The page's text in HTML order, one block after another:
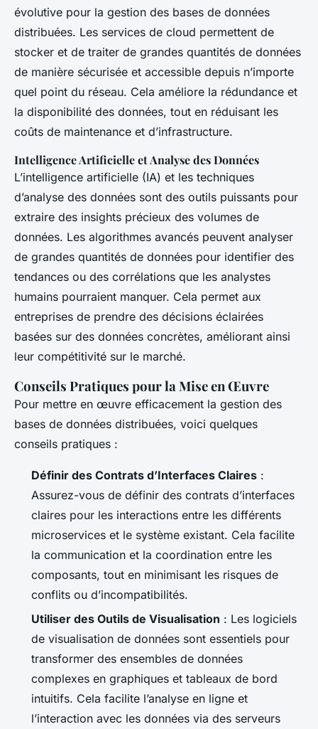
évolutive pour la gestion des bases de données
distribuées. Les services de cloud permettent de
stocker et de traiter de grandes quantités de données
de manière sécurisée et accessible depuis n’importe
quel point du réseau. Cela améliore la rédundance et
la disponibilité des données, tout en réduisant les
coûts de maintenance et d’infrastructure.
Intelligence Artificielle et Analyse des Données
L’intelligence artificielle (IA) et les techniques
d’analyse des données sont des outils puissants pour
extraire des insights précieux des volumes de
données. Les algorithmes avancés peuvent analyser
de grandes quantités de données pour identifier des
tendances ou des corrélations que les analystes
humains pourraient manquer. Cela permet aux
entreprises de prendre des décisions éclairées
basées sur des données concrètes, améliorant ainsi
leur compétitivité sur le marché.
Conseils Pratiques pour la Mise en Œuvre
Pour mettre en œuvre efficacement la gestion des
bases de données distribuées, voici quelques
conseils pratiques :
Définir des Contrats d’Interfaces Claires :
Assurez-vous de définir des contrats d’interfaces
claires pour les interactions entre les différents
microservices et le système existant. Cela facilite
la communication et la coordination entre les
composants, tout en minimisant les risques de
conflits ou d’incompatibilités.
Utiliser des Outils de Visualisation : Les logiciels
de visualisation de données sont essentiels pour
transformer des ensembles de données
complexes en graphiques et tableaux de bord
intuitifs. Cela facilite l’analyse en ligne et
l’interaction avec les données via des serveurs